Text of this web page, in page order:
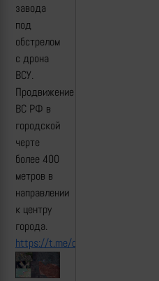
завода
под
обстрелом
с дрона
ВСУ.
Продвижение
ВС РФ в
городской
черте
более 400
метров в
направлении
к центру
города.
https://t.me/creamy_caprice/5828